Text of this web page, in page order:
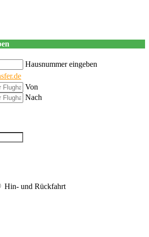
Hausnummer eingeben
Von
Nach
Hin- und Rückfahrt